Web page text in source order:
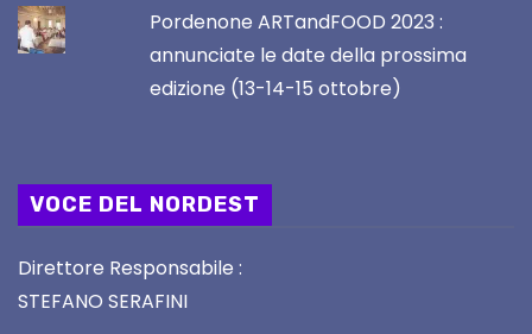
Pordenone ARTandFOOD 2023 :
annunciate le date della prossima
edizione (13-14-15 ottobre)
VOCE DEL NORDEST
Direttore Responsabile :
STEFANO SERAFINI